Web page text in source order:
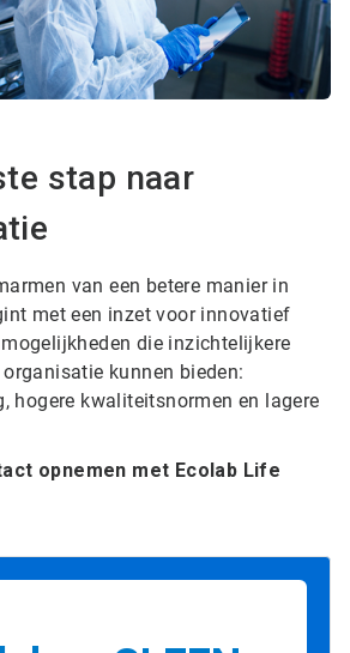
stap naar
van een betere manier in
met een inzet voor innovatief
die inzichtelijkere
kunnen bieden:
hogere kwaliteitsnormen en lagere
opnemen met Ecolab Life